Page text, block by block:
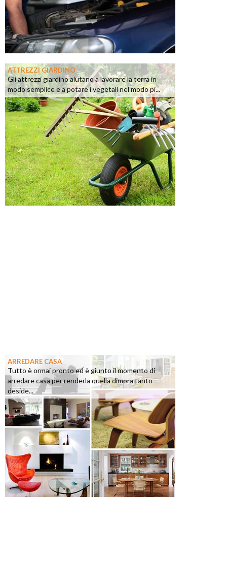
ATTREZZI GIARDINO
Gli attrezzi giardino aiutano a lavorare la terra in
modo semplice e a potare i vegetali nel modo pi...
ARREDARE CASA
Tutto è ormai pronto ed è giunto il momento di
arredare casa per renderla quella dimora tanto
deside...